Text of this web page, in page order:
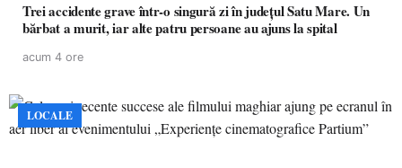
Trei accidente grave într-o singură zi în județul Satu Mare. Un
bărbat a murit, iar alte patru persoane au ajuns la spital
acum 4 ore
LOCALE